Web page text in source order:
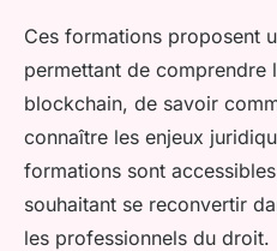
Ces formations proposent
permettant de comprendre
blockchain, de savoir
connaître les enjeux
formations sont
souhaitant se reconvertir
les professionnels du droit.